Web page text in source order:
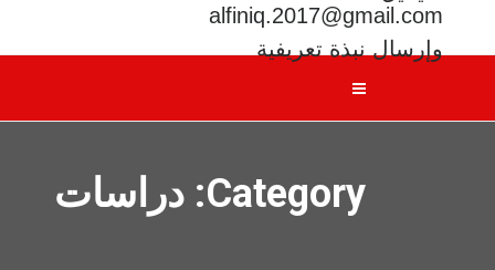
alfiniq.2017@gmail.com
وإرسال نبذة تعريفية
Category: دراسات